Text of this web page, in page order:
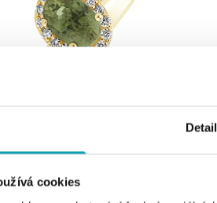
cookies
s diamanty a safírem Princess
514 Kč